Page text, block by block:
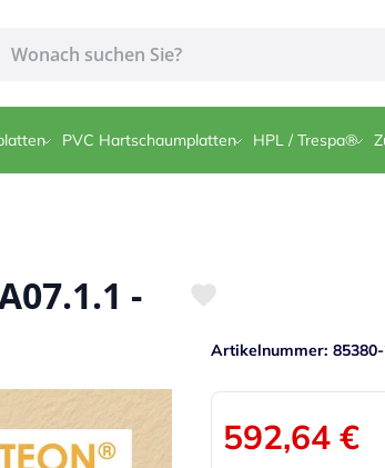
PVC Hartschaumplatten HPL / Trespa®
-
Artikelnummer
592,64 €